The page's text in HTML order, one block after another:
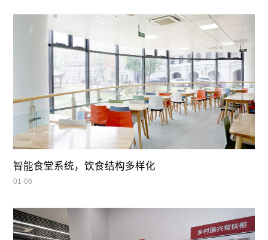
智能食堂系统，饮食结构多样化
01-06